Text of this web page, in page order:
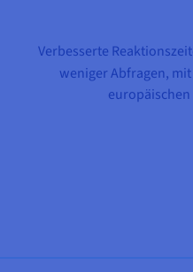
Verbesserte
weniger Abfragen,